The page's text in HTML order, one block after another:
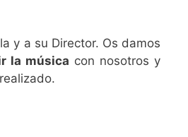
y a su Director. Os damos
la música con nosotros y